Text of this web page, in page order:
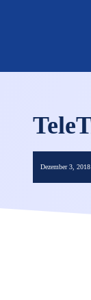
Dezember 3, 2018